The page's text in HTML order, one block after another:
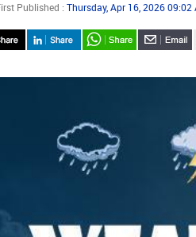
Published : Thursday, Apr 16, 2026 09:02